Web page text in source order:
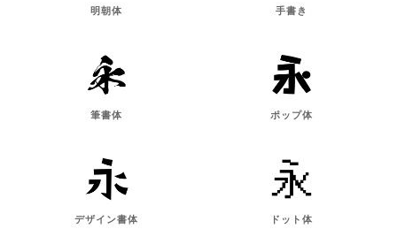
明朝体 手書き
筆書体 ポップ体
デザイン書体 ドット体